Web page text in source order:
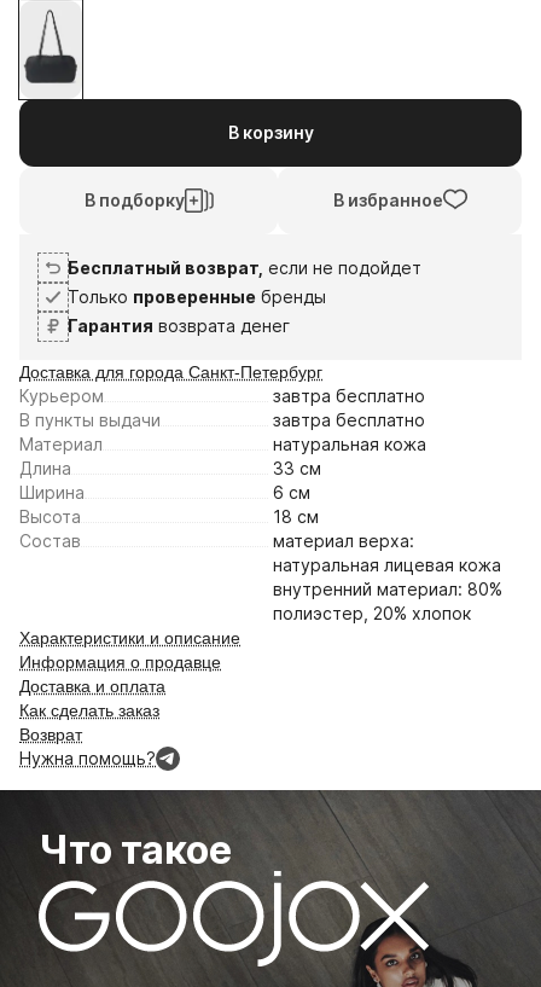
2 825⁠ ⁠₽
без переплат и комиссии
1
В корзину
В подборку В избранное
Бесплатный возврат, если не подойдет
Только проверенные бренды
Гарантия возврата денег
Доставка для города Санкт-Петербург
Курьером завтра бесплатно
В пункты выдачи
завтра бесплатно
Материал
натуральная кожа
Длина
33 см
Ширина
6 см
Высота
18 см
Состав
материал верха:
натуральная лицевая кожа
внутренний материал: 80%
полиэстер, 20% хлопок
Характеристики и описание
Информация о продавце
Доставка и оплата
Как сделать заказ
Возврат
Нужна помощь?
Что такое